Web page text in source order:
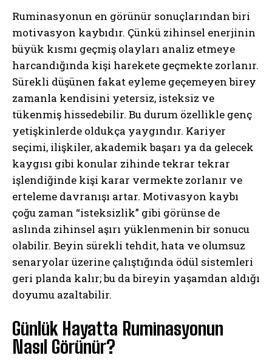
Ruminasyonun en görünür sonuçlarından biri
motivasyon kaybıdır. Çünkü zihinsel enerjinin
büyük kısmı geçmiş olayları analiz etmeye
harcandığında kişi harekete geçmekte zorlanır.
Sürekli düşünen fakat eyleme geçemeyen birey
zamanla kendisini yetersiz, isteksiz ve
tükenmiş hissedebilir. Bu durum özellikle genç
yetişkinlerde oldukça yaygındır. Kariyer
seçimi, ilişkiler, akademik başarı ya da gelecek
kaygısı gibi konular zihinde tekrar tekrar
işlendiğinde kişi karar vermekte zorlanır ve
erteleme davranışı artar. Motivasyon kaybı
çoğu zaman “isteksizlik” gibi görünse de
aslında zihinsel aşırı yüklenmenin bir sonucu
olabilir. Beyin sürekli tehdit, hata ve olumsuz
senaryolar üzerine çalıştığında ödül sistemleri
geri planda kalır; bu da bireyin yaşamdan aldığı
doyumu azaltabilir.
Günlük Hayatta Ruminasyonun
Nasıl Görünür?